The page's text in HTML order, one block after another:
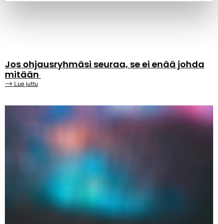
Jos ohjausryhmäsi seuraa, se ei enää johda
mitään
⟶ Lue juttu